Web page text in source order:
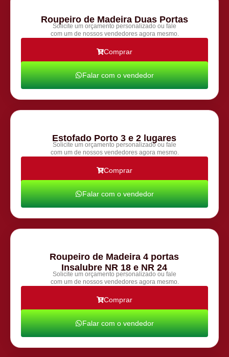
Roupeiro de Madeira Duas Portas
Solicite um orçamento personalizado ou fale
com um de nossos vendedores agora mesmo.
Comprar
Falar com o vendedor
Estofado Porto 3 e 2 lugares
Solicite um orçamento personalizado ou fale
com um de nossos vendedores agora mesmo.
Comprar
Falar com o vendedor
Roupeiro de Madeira 4 portas
Insalubre NR 18 e NR 24
Solicite um orçamento personalizado ou fale
com um de nossos vendedores agora mesmo.
Comprar
Falar com o vendedor